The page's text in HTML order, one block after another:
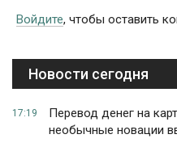
Войдите, чтобы оставить
Новости сегодня
17:19
Перевод денег на
необычные новации